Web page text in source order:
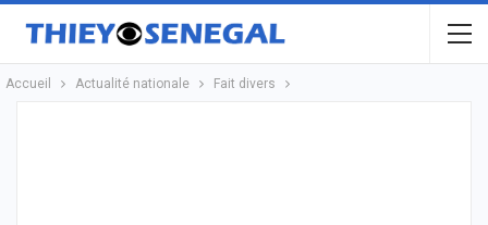
Accueil Actualité nationale Fait divers